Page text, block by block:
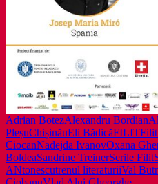
Adrian BotezAlexandru Bordian
PleșuChișinăuEli BădicăFILIT
CiocanNadejda IvanovOxana
BoldeaSandrine TreinerSerile Filit
ANtonescutrenul literaturiiVal